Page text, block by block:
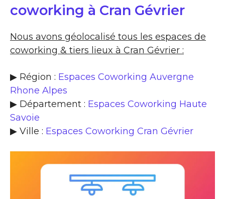
coworking à Cran Gévrier
Nous avons géolocalisé tous les espaces de
coworking & tiers lieux à Cran Gévrier :
▶ Région : Espaces Coworking Auvergne
Rhone Alpes
▶ Département : Espaces Coworking Haute
Savoie
▶ Ville : Espaces Coworking Cran Gévrier